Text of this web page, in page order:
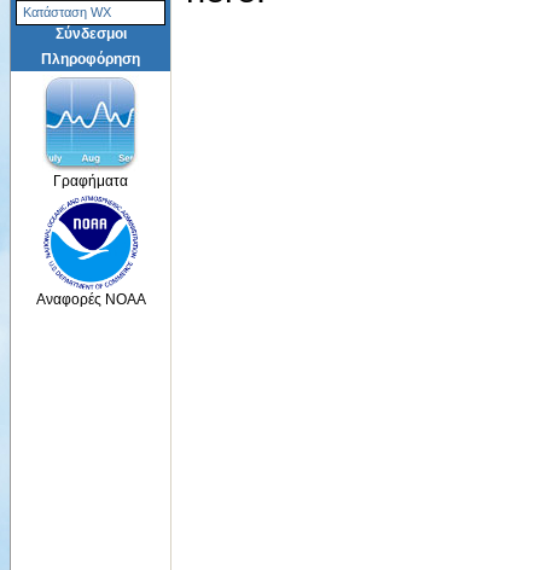
Κατάσταση WX
Σύνδεσμοι
Πληροφόρηση
Γραφήματα
Αναφορές NOAA